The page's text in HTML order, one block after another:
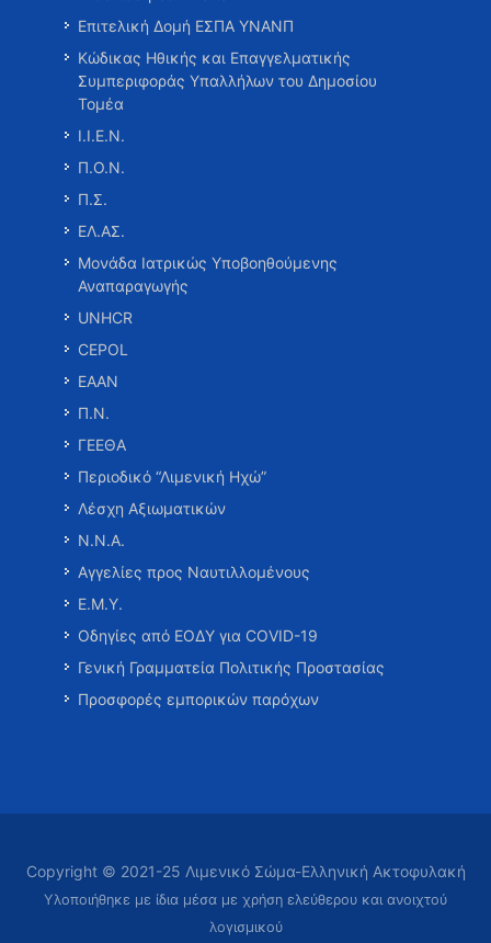
Επιτελική Δομή ΕΣΠΑ ΥΝΑΝΠ
Κώδικας Ηθικής και Επαγγελματικής
Συμπεριφοράς Υπαλλήλων του Δημοσίου
Τομέα
Ι.Ι.Ε.Ν.
Π.Ο.Ν.
Π.Σ.
ΕΛ.ΑΣ.
Μονάδα Ιατρικώς Υποβοηθούμενης
Αναπαραγωγής
UNHCR
CEPOL
ΕΑΑΝ
Π.Ν.
ΓΕΕΘΑ
Περιοδικό “Λιμενική Ηχώ”
Λέσχη Αξιωματικών
Ν.Ν.Α.
Αγγελίες προς Ναυτιλλομένους
Ε.Μ.Υ.
Οδηγίες από ΕΟΔΥ για COVID-19
Γενική Γραμματεία Πολιτικής Προστασίας
Προσφορές εμπορικών παρόχων
Copyright © 2021-25 Λιμενικό Σώμα-Ελληνική Ακτοφυλακή
Υλοποιήθηκε με ίδια μέσα με χρήση ελεύθερου και ανοιχτού
λογισμικού